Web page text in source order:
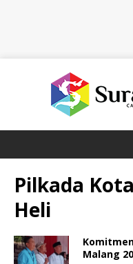
Pilkada
Heli
Malang